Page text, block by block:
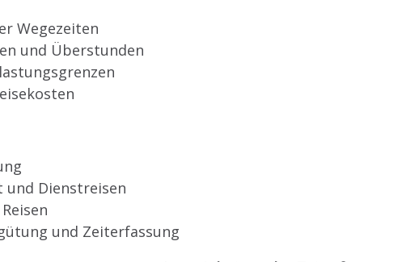
Wegezeiten
und Überstunden
und Dienstreisen
und Zeiterfassung